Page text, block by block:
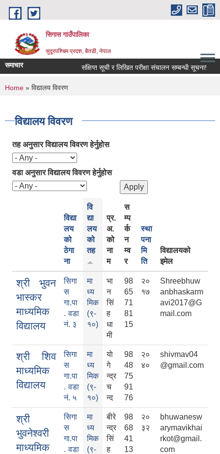
Skip to main content
सिगास गाउँपालिका
सुदूरपश्चिम प्रदश, बैतडी, नेपाल
समाचार संक्षिप्त सूची र लिखित परीक्षा संचालन सम्बन्धी सूचना!
You are here
Home » विद्यालय विवरण
विद्यालय विवरण
तह अनुसार विद्यालय विवरण हेर्नुहोस
वडा अनुसार विद्यालय विवरण हेर्नुहोस
विद्या
लय
को
ठेगा
ना
वि
द्या
लय
को
तह
प्र.
अ.
को
ना
म
स
म्प
र्क
न
म्व
र
स्था
पना
मि
ति
विद्यालयको
इमेल
श्री भुवन
भास्कर
माध्यमिक
विद्यालय
सिगा
स
गा.पा
. वडा
नं. ३
मा
ध्य
मिक
(९-
१०)
भा
न
सिं
ह
धा
मी
98
65
71
81
15
२०
१७
Shreebhuw
anbhaskarm
avi2017@G
mail.com
श्री शिव
माध्यमिक
विद्यालय
सिगा
स
गा.पा
. वडा
नं. ५
मा
ध्य
मिक
(९-
१०)
याे
गे
न्द्र
च
न्द
98
48
75
91
76
२०
४०
shivmav04
@gmail.com
श्री
भुवनेश्वरी
माध्यमिक
सिगा
स
गा.पा
. वडा
मा
ध्य
मिक
(९-
बीरे
न्द्र
सिं
ह
98
68
41
13
२०
३२
bhuwanesw
arymavikhai
rkot@gmail.
com